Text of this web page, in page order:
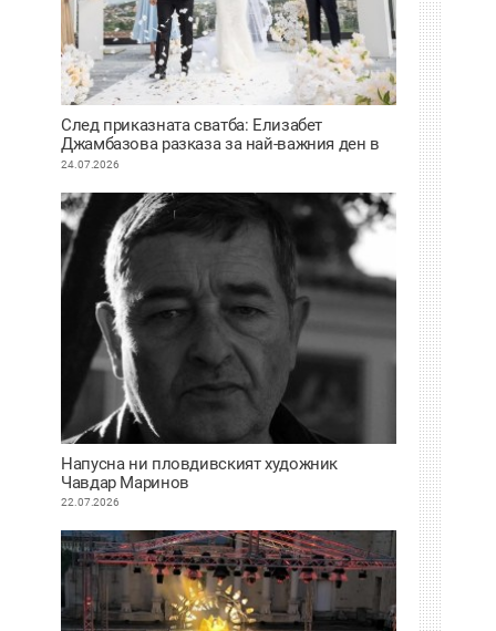
След приказната сватба: Елизабет
Джамбазова разказа за най-важния ден в
живота си
24.07.2026
Напусна ни пловдивският художник
Чавдар Маринов
22.07.2026